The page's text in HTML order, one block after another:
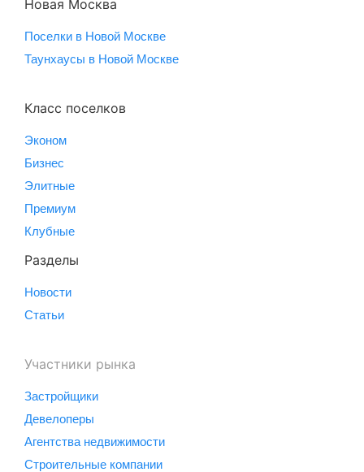
Новая Москва
Поселки в Новой Москве
Таунхаусы в Новой Москве
Класс поселков
Эконом
Бизнес
Элитные
Премиум
Клубные
Разделы
Новости
Статьи
Участники рынка
Застройщики
Девелоперы
Агентства недвижимости
Строительные компании